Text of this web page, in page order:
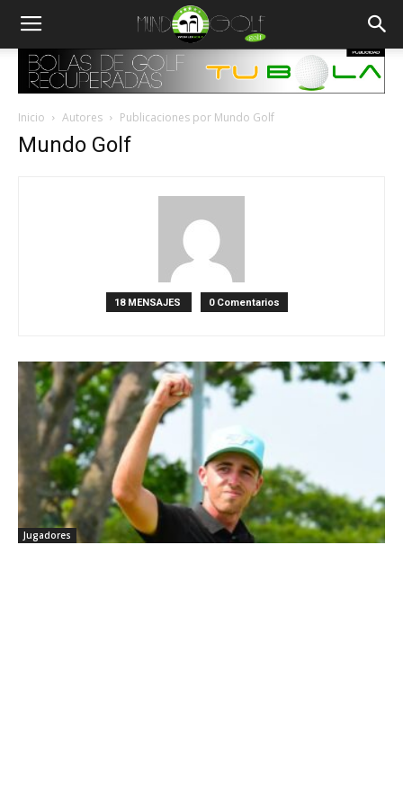
Inicio Autores Publicaciones por Mundo Golf
Mundo Golf
18 MENSAJES 0 Comentarios
Jugadores